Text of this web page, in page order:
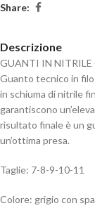
Share:
Descrizione
GUANTI IN NITRILE
Guanto tecnico in
in schiuma di nitrile
garantiscono
risultato finale è un
un’ottima presa.
Taglie: 7-8-9-10-11
Colore: grigio con